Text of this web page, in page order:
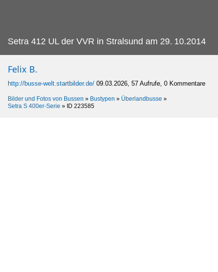
Setra 412 UL der VVR in Stralsund am 29. 10.2014
Felix B.
http://busse-welt.startbilder.de/ 09.03.2026, 57 Aufrufe, 0 Kommentare
Bilder und Fotos von Bussen » Bustypen » Überlandbusse »
Setra S 400er-Serie » ID 223585